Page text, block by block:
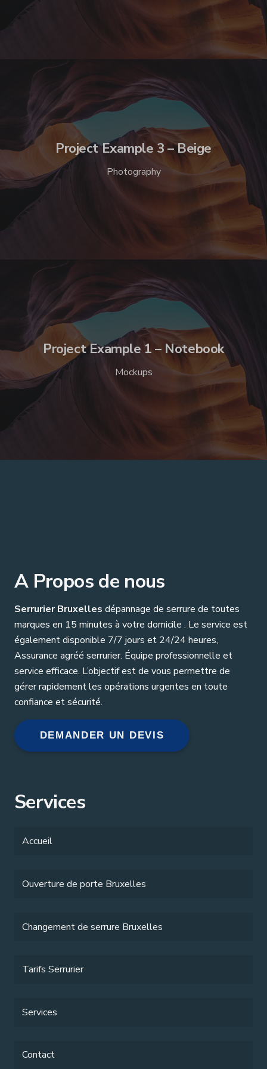
Project Example 3 – Beige
Photography
Project Example 1 – Notebook
Mockups
A Propos de nous
Serrurier Bruxelles dépannage de serrure de toutes
marques en 15 minutes à votre domicile . Le service est
également disponible 7/7 jours et 24/24 heures,
Assurance agréé serrurier. Équipe professionnelle et
service efficace. L’objectif est de vous permettre de
gérer rapidement les opérations urgentes en toute
confiance et sécurité.
DEMANDER UN DEVIS
Services
Accueil
Ouverture de porte Bruxelles
Changement de serrure Bruxelles
Tarifs Serrurier
Services
Contact